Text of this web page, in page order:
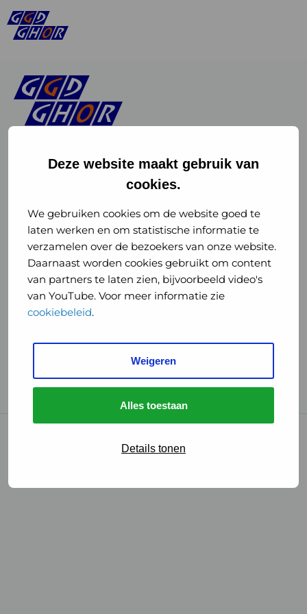
Deze website maakt gebruik van
cookies.
We gebruiken cookies om de website goed te
laten werken en om statistische informatie te
verzamelen over de bezoekers van onze website.
Daarnaast worden cookies gebruikt om content
van partners te laten zien, bijvoorbeeld video's
van YouTube. Voor meer informatie zie
cookiebeleid.
Weigeren
Alles toestaan
Details tonen
of
GGD
GHOR
Nederland
Instagram
of
GGD
GHOR
Nederland
GGD Reizen op social media
GGD Reizen
GGD Reisvaccinaties